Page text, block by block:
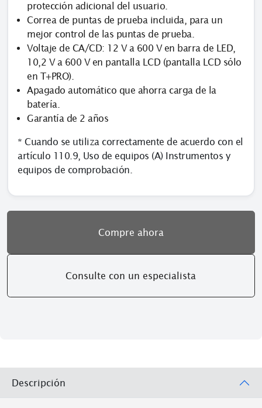
protección adicional del usuario.
Correa de puntas de prueba incluida, para un
mejor control de las puntas de prueba.
Voltaje de CA/CD: 12 V a 600 V en barra de LED,
10,2 V a 600 V en pantalla LCD (pantalla LCD sólo
en T+PRO).
Apagado automático que ahorra carga de la
batería.
Garantía de 2 años
* Cuando se utiliza correctamente de acuerdo con el
artículo 110.9, Uso de equipos (A) Instrumentos y
equipos de comprobación.
Compre ahora
Consulte con un especialista
Descripción